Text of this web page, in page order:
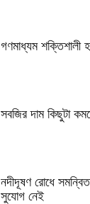
গণমাধ্যম শক্তিশালী
সবজির দাম কিছুটা
নদীদূষণ রোধে
সুযোগ নেই